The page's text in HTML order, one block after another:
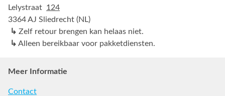
Lelystraat 124
3364 AJ Sliedrecht (NL)
↳ Zelf retour brengen kan helaas niet.
↳ Alleen bereikbaar voor pakketdiensten.
Meer Informatie
Contact